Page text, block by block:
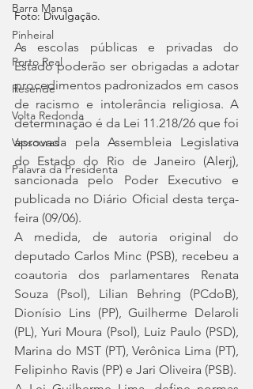
Barra Mansa
Pinheiral
Porto Real
Resende
Volta Redonda
Vassouras
Palavra da Presidenta
Foto: Divulgação.
As escolas públicas e privadas do
Estado poderão ser obrigadas a adotar
procedimentos padronizados em casos
de racismo e intolerância religiosa. A
determinação é da Lei 11.218/26 que foi
aprovada pela Assembleia Legislativa
do Estado do Rio de Janeiro (Alerj),
sancionada pelo Poder Executivo e
publicada no Diário Oficial desta terça-
feira (09/06).
A medida, de autoria original do
deputado Carlos Minc (PSB), recebeu a
coautoria dos parlamentares Renata
Souza (Psol), Lilian Behring (PCdoB),
Dionísio Lins (PP), Guilherme Delaroli
(PL), Yuri Moura (Psol), Luiz Paulo (PSD),
Marina do MST (PT), Verônica Lima (PT),
Felipinho Ravis (PP) e Jari Oliveira (PSB).